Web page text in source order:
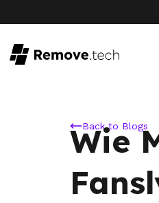
Back to Blogs
Wie